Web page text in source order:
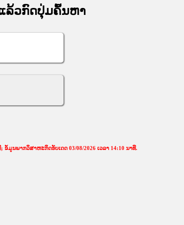
ລ້ວກົດປຸ່ມຄົ້ນຫາ
ມູນພາກວິສາຫະກິດອັບເດດ 03/08/2026 ເວລາ 14:10 ນາທີ.